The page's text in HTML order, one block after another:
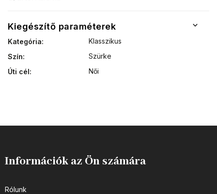
Kiegészítő paraméterek
Kategória:
Klasszikus
Szín:
Szürke
Úti cél: Női
Információk az Ön számára
Rólunk